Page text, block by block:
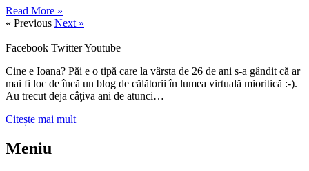
Read More »
« Previous Next »
Facebook TwitterYoutube
Cine e Ioana? Păi e o tipă care la vârsta de 26 de ani s-a gândit că ar
mai fi loc de încă un blog de călătorii în lumea virtuală mioritică :-).
Au trecut deja câţiva ani de atunci…
Citește mai mult
Meniu